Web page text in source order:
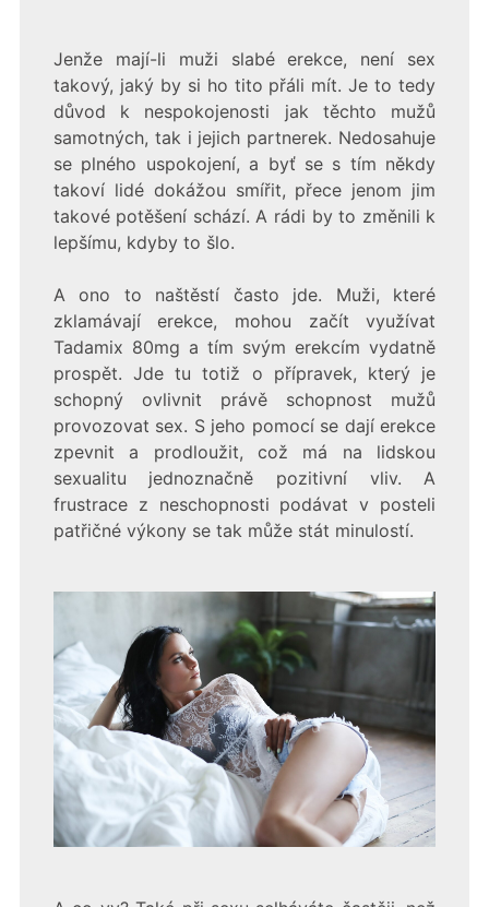
Jenže mají-li muži slabé erekce, není sex
takový, jaký by si ho tito přáli mít. Je to tedy
důvod k nespokojenosti jak těchto mužů
samotných, tak i jejich partnerek. Nedosahuje
se plného uspokojení, a byť se s tím někdy
takoví lidé dokážou smířit, přece jenom jim
takové potěšení schází. A rádi by to změnili k
lepšímu, kdyby to šlo.
A ono to naštěstí často jde. Muži, které
zklamávají erekce, mohou začít využívat
Tadamix 80mg a tím svým erekcím vydatně
prospět. Jde tu totiž o přípravek, který je
schopný ovlivnit právě schopnost mužů
provozovat sex. S jeho pomocí se dají erekce
zpevnit a prodloužit, což má na lidskou
sexualitu jednoznačně pozitivní vliv. A
frustrace z neschopnosti podávat v posteli
patřičné výkony se tak může stát minulostí.